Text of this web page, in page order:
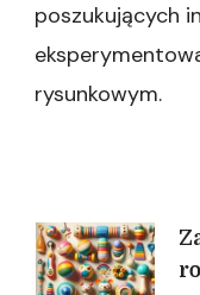
poszukujących
rysunkowym.